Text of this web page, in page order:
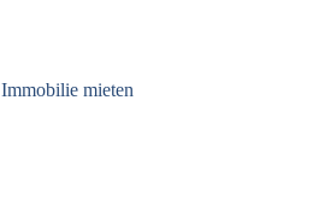
Immobilie mieten